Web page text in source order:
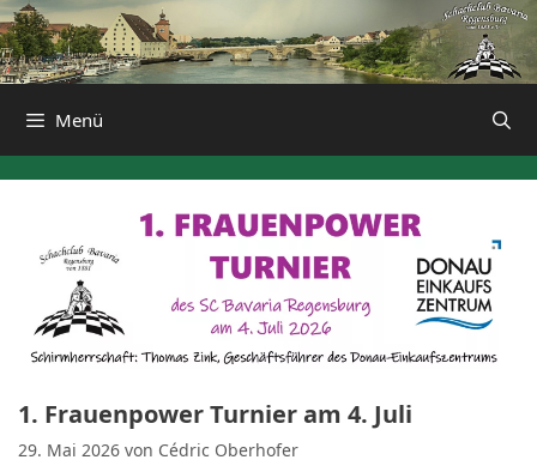
Zum
Inhalt
springen
Menü
1. Frauenpower Turnier am 4. Juli
29. Mai 2026 von Cédric Oberhofer